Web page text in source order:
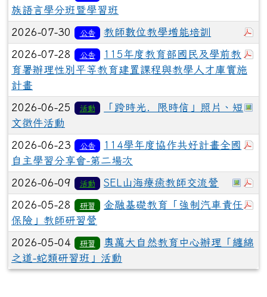
族語言學分班暨學習班
2026-07-30 公告 教師數位教學增能培訓
2026-07-28 公告
115年度教育部國民及學前教
育署辦理性別平等教育建置課程與教學人才庫實施
計畫
2026-06-25 活動
「跨時光．限時信」照片、短
文徵件活動
2026-06-23 公告
114學年度協作共好計畫全國
自主學習分享會-第二場次
於
2026-06-09 活動 SEL山海療癒教師交流營
2026-05-28 研習
金融基礎教育「強制汽車責任
保險」教師研習營
2026-05-04 研習
奧萬大自然教育中心辦理「纏綿
之道-蛇類研習班」活動